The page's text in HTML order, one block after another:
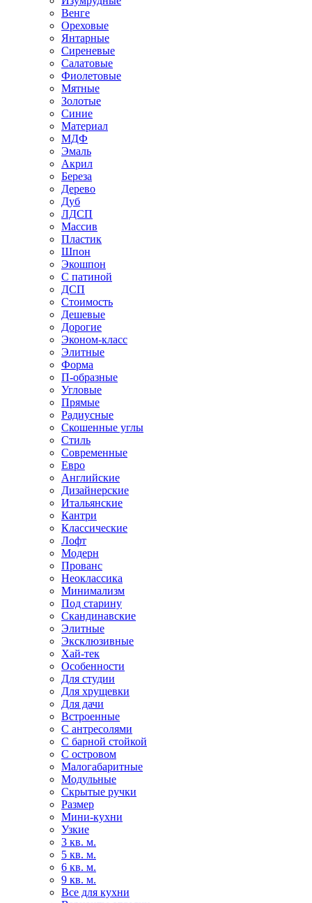
Венге
Ореховые
Янтарные
Сиреневые
Салатовые
Фиолетовые
Мятные
Золотые
Синие
Материал
МДФ
Эмаль
Акрил
Береза
Дерево
Дуб
ЛДСП
Массив
Пластик
Шпон
Экошпон
С патиной
ДСП
Стоимость
Дешевые
Дорогие
Эконом-класс
Элитные
Форма
П-образные
Угловые
Прямые
Радиусные
Скошенные углы
Стиль
Современные
Евро
Английские
Дизайнерские
Итальянские
Кантри
Классические
Лофт
Модерн
Прованс
Неоклассика
Минимализм
Под старину
Скандинавские
Элитные
Эксклюзивные
Хай-тек
Особенности
Для студии
Для хрущевки
Для дачи
Встроенные
С антресолями
С барной стойкой
С островом
Малогабаритные
Модульные
Скрытые ручки
Размер
Мини-кухни
Узкие
3 кв. м.
5 кв. м.
6 кв. м.
9 кв. м.
Все для кухни